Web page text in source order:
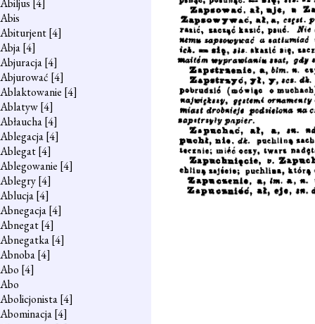
Abiljus [4]
Abis
Abiturjent[4]
Abja[4]
Abjuracja[4]
Abjurować [4]
Ablaktowanie [4]
Ablatyw[4]
Abłaucha[4]
Ablegacja[4]
Ablegat[4]
Ablegowanie [4]
Ablegry[4]
Ablucja[4]
Abnegacja[4]
Abnegat[4]
Abnegatka[4]
Abnoba[4]
Abo [4]
Abo
Abolicjonista[4]
Abominacja[4]